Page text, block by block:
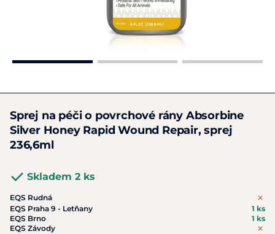
Sprej na péči o povrchové rány Absorbine
Silver Honey Rapid Wound Repair, sprej
236,6ml
Skladem 2 ks
EQS Rudná
EQS Praha 9 - Letňany
1 ks
EQS Brno
1 ks
EQS Závody